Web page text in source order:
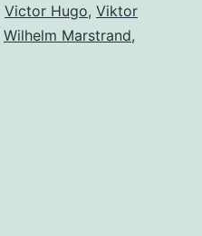
Victor Hugo, Viktor
Wilhelm Marstrand,